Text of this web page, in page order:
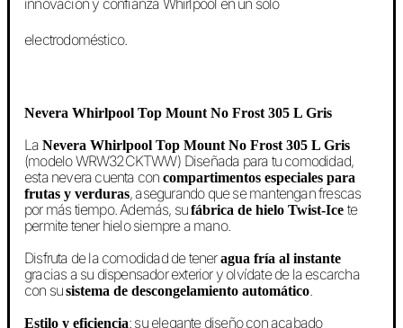
electrodoméstico.
Nevera Whirlpool Top Mount No Frost 305 L Gris
La Nevera Whirlpool Top Mount No Frost 305 L Gris
(modelo WRW32CKTWW) Diseñada para tu comodidad,
esta nevera cuenta con compartimentos especiales para
frutas y verduras, asegurando que se mantengan frescas
por más tiempo. Además, sufábrica de hielo Twist-Ice te
permite tener hielo siempre a mano.
Disfruta de la comodidad de teneragua fría al instante
gracias a su dispensador exterior y olvídate de la escarcha
con susistema de descongelamiento automático
Estilo y eficiencia: su elegante diseño con acabado